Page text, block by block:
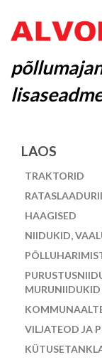
LAOS
TRAKTORID
HAAGISED
NIIDUKID,
MURUNIIDUKID
VILJATEOD JA